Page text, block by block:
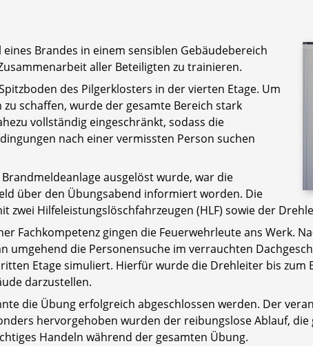
Brandes in einem sensiblen Gebäudebereich
aller Beteiligten zu trainieren.
des Pilgerklosters in der vierten Etage. Um
schaffen, wurde der gesamte Bereich stark
vollständig eingeschränkt, sodass die
nach einer vermissten Person suchen
ausgelöst wurde, war die
über den Übungsabend informiert worden. Die
zwei Hilfeleistungslöschfahrzeugen (HLF) sowie der
Fachkompetenz gingen die Feuerwehrleute ans Werk.
umgehend die Personensuche im verrauchten
Etage simuliert. Hierfür wurde die Drehleiter bis zum
darzustellen.
die Übung erfolgreich abgeschlossen werden. Der
hervorgehoben wurden der reibungslose Ablauf,
Handeln während der gesamten Übung.